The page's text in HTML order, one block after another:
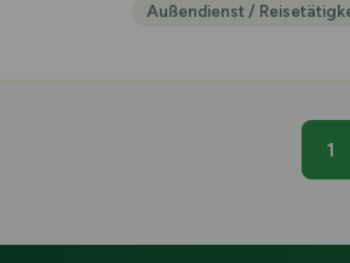
Außendienst /
1